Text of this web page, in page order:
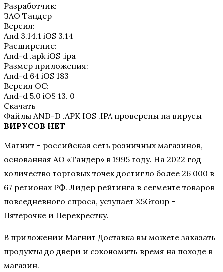
Разработчик:
ЗАО Тандер
Версия:
And 3.14.1 iOS 3.14
Расширение:
And-d .apk iOS .ipa
Размер приложения:
And-d 64 iOS 183
Версия ОС:
And-d 5.0 iOS 13. 0
Скачать
Файлы AND-D .APK IOS .IPA проверены на вирусы
ВИРУСОВ НЕТ
Магнит – российская сеть розничных магазинов,
основанная АО «Тандер» в 1995 году. На 2022 год
количество торговых точек достигло более 26 000 в
67 регионах РФ. Лидер рейтинга в сегменте товаров
повседневного спроса, уступает X5Group –
Пятерочке и Перекрестку.
В приложении Магнит Доставка вы можете заказать
продукты до двери и сэкономить время на походе в
магазин.